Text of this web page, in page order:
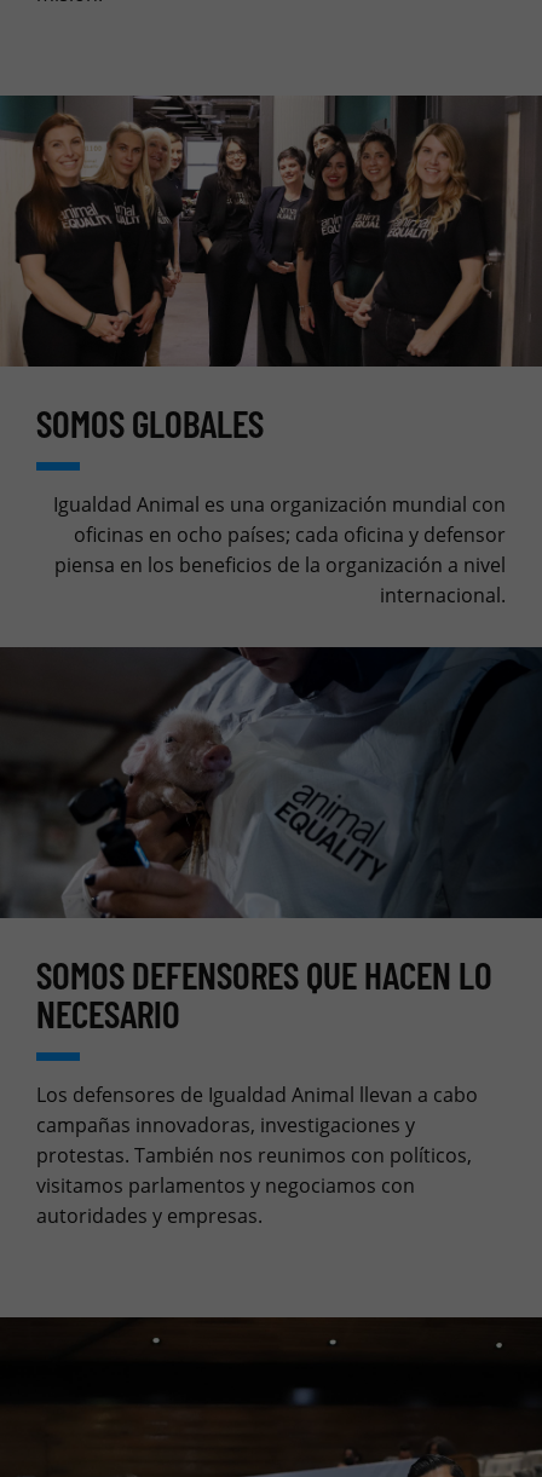
SOMOS GLOBALES
Igualdad Animal es una organización mundial con
oficinas en ocho países; cada oficina y defensor
piensa en los beneficios de la organización a nivel
internacional.
SOMOS DEFENSORES QUE HACEN LO
NECESARIO
Los defensores de Igualdad Animal llevan a cabo
campañas innovadoras, investigaciones y
protestas. También nos reunimos con políticos,
visitamos parlamentos y negociamos con
autoridades y empresas.